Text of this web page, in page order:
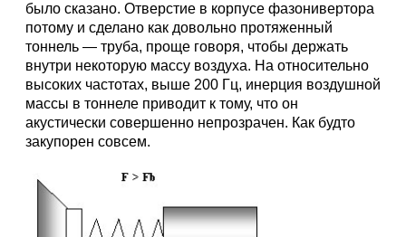
было сказано. Отверстие в корпусе фазонивертора
потому и сделано как довольно протяженный
тоннель — труба, проще говоря, чтобы держать
внутри некоторую массу воздуха. На относительно
высоких частотах, выше 200 Гц, инерция воздушной
массы в тоннеле приводит к тому, что он
акустически совершенно непрозрачен. Как будто
закупорен совсем.